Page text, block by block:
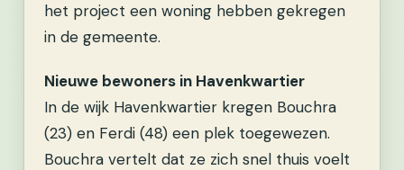
het project een woning hebben gekregen
in de gemeente.
Nieuwe bewoners in Havenkwartier
In de wijk Havenkwartier kregen Bouchra
(23) en Ferdi (48) een plek toegewezen.
Bouchra vertelt dat ze zich snel thuis voelt